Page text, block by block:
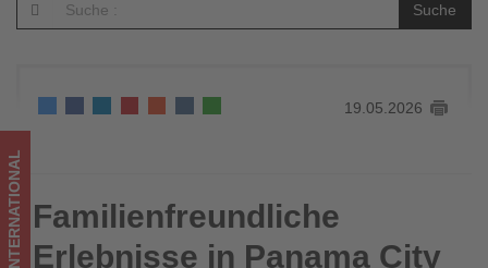
was
im
Tourismus
los
Suche
19.05.2026
Familienfreundliche Erlebnisse in Panama City Beach
INTERNATIONAL Familienfreundliche
Erlebnisse in Panama City